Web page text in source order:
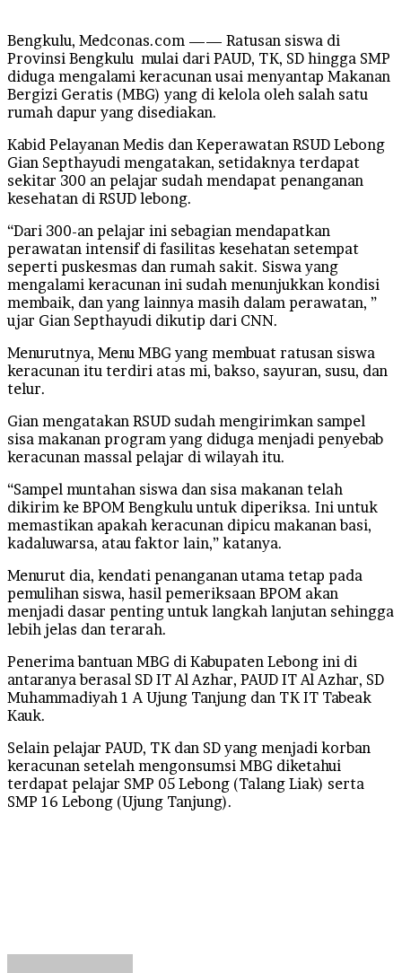
Bengkulu, Medconas.com —— Ratusan siswa di
Provinsi Bengkulu mulai dari PAUD, TK, SD hingga SMP
diduga mengalami keracunan usai menyantap Makanan
Bergizi Geratis (MBG) yang di kelola oleh salah satu
rumah dapur yang disediakan.
Kabid Pelayanan Medis dan Keperawatan RSUD Lebong
Gian Septhayudi mengatakan, setidaknya terdapat
sekitar 300 an pelajar sudah mendapat penanganan
kesehatan di RSUD lebong.
“Dari 300-an pelajar ini sebagian mendapatkan
perawatan intensif di fasilitas kesehatan setempat
seperti puskesmas dan rumah sakit. Siswa yang
mengalami keracunan ini sudah menunjukkan kondisi
membaik, dan yang lainnya masih dalam perawatan, ”
ujar Gian Septhayudi dikutip dari CNN.
Menurutnya, Menu MBG yang membuat ratusan siswa
keracunan itu terdiri atas mi, bakso, sayuran, susu, dan
telur.
Gian mengatakan RSUD sudah mengirimkan sampel
sisa makanan program yang diduga menjadi penyebab
keracunan massal pelajar di wilayah itu.
“Sampel muntahan siswa dan sisa makanan telah
dikirim ke BPOM Bengkulu untuk diperiksa. Ini untuk
memastikan apakah keracunan dipicu makanan basi,
kadaluwarsa, atau faktor lain,” katanya.
Menurut dia, kendati penanganan utama tetap pada
pemulihan siswa, hasil pemeriksaan BPOM akan
menjadi dasar penting untuk langkah lanjutan sehingga
lebih jelas dan terarah.
Penerima bantuan MBG di Kabupaten Lebong ini di
antaranya berasal SD IT Al Azhar, PAUD IT Al Azhar, SD
Muhammadiyah 1 A Ujung Tanjung dan TK IT Tabeak
Kauk.
Selain pelajar PAUD, TK dan SD yang menjadi korban
keracunan setelah mengonsumsi MBG diketahui
terdapat pelajar SMP 05 Lebong (Talang Liak) serta
SMP 16 Lebong (Ujung Tanjung).